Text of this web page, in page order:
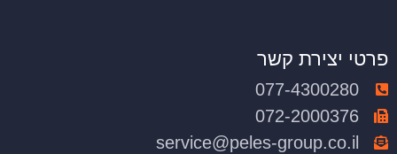
פרטי יצירת קשר
077-4300280
072-2000376
service@peles-group.co.il